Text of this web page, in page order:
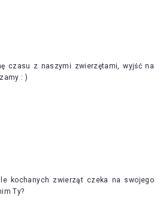
czasu z naszymi zwierzętami, wyjść na
: )
kochanych zwierząt czeka na swojego
Ty?